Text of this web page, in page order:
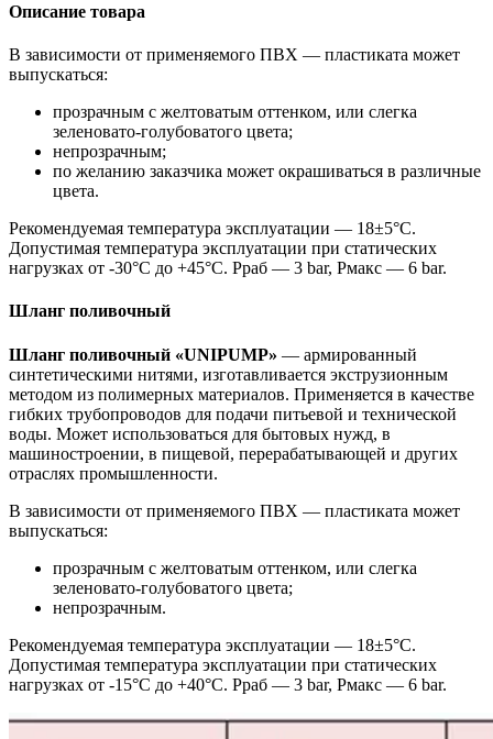
Описание товара
В зависимости от применяемого ПВХ — пластиката может
выпускаться:
прозрачным с желтоватым оттенком, или слегка
зеленовато-голубоватого цвета;
непрозрачным;
по желанию заказчика может окрашиваться в различные
цвета.
Рекомендуемая температура эксплуатации — 18±5°С.
Допустимая температура эксплуатации при статических
нагрузках от -30°С до +45°С. Рраб — 3 bar, Рмакс — 6 bar.
Шланг поливочный
Шланг поливочный «UNIPUMP» — армированный
синтетическими нитями, изготавливается экструзионным
методом из полимерных материалов. Применяется в качестве
гибких трубопроводов для подачи питьевой и технической
воды. Может использоваться для бытовых нужд, в
машиностроении, в пищевой, перерабатывающей и других
отраслях промышленности.
В зависимости от применяемого ПВХ — пластиката может
выпускаться:
прозрачным с желтоватым оттенком, или слегка
зеленовато-голубоватого цвета;
непрозрачным.
Рекомендуемая температура эксплуатации — 18±5°С.
Допустимая температура эксплуатации при статических
нагрузках от -15°С до +40°С. Рраб — 3 bar, Рмакс — 6 bar.